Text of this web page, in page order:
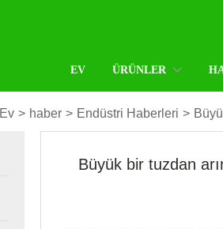
EV ÜRÜNLER
Ev > haber > Endüstri Haberleri >
Büyük bir tuzdan